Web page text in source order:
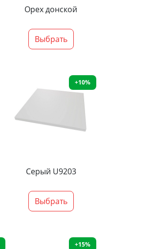
Орех донской
Выбрать
+10%
Серый U9203
Выбрать
+15%